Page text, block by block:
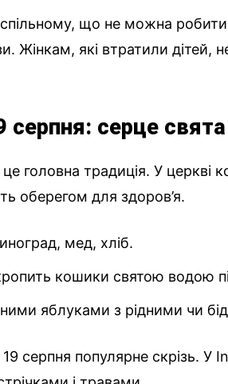
що не можна робити
Жінкам, які втратили дітей,
серпня: серце свята
головна традиція. У церкві
оберегом для здоров’я.
мед, хліб.
кошики святою водою
яблуками з рідними чи
серпня популярне скрізь. У